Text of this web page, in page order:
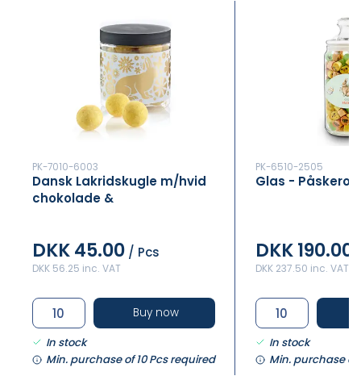
PK-7010-6003
Dansk Lakridskugle m/hvid
chokolade &
DKK 45.00 / Pcs
DKK 56.25 inc. VAT
Buy now
In stock
Min. purchase of 10 Pcs required
PK-6510-2505
Glas - Påskerox
DKK 190.00
DKK 237.50 inc. VAT
In stock
Min. purchase of